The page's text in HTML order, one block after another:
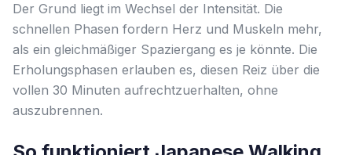
Der Grund liegt im Wechsel der Intensität. Die
schnellen Phasen fordern Herz und Muskeln mehr,
als ein gleichmäßiger Spaziergang es je könnte. Die
Erholungsphasen erlauben es, diesen Reiz über die
vollen 30 Minuten aufrechtzuerhalten, ohne
auszubrennen.